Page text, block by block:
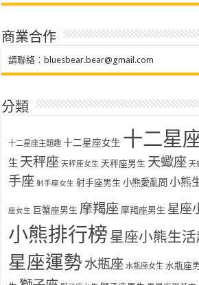
商業合作
請聯絡：bluesbear.bear@gmail.com
分類
十二星座主題趣 十二星座女生 十二星
生 天秤座 天秤座女生 天秤座男生 天蠍座 天
手座 射手座女生 射手座男生 小熊愛亂問 小熊
座女生 巨蟹座男生 摩羯座 摩羯座男生 星座
小熊排行榜 星座小熊生活
星座運勢 水瓶座 水瓶座女生 水瓶座